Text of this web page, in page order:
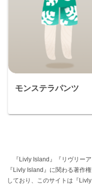
モンステラパンツ
『Livly Island』『リヴリー
『Livly Island』に関わる著作
しており、このサイトは『